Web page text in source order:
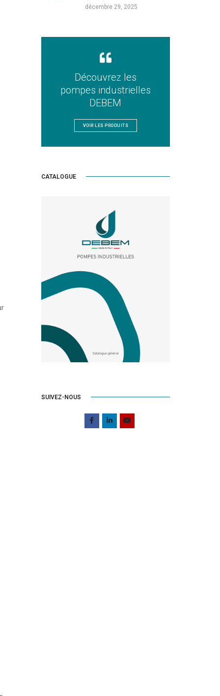
décembre 29, 2025
Découvrez les
pompes industrielles
DEBEM
VOIR LES PRODUITS
CATALOGUE
SUIVEZ-NOUS